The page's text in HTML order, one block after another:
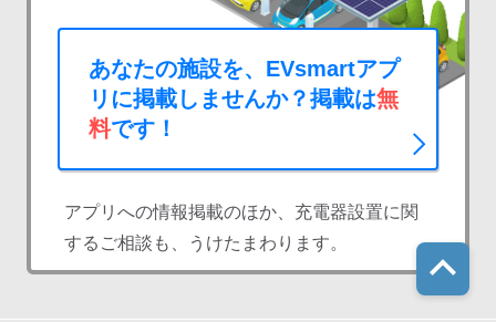
あなたの施設を、EVsmartアプ
リに掲載しませんか？掲載は無
料です！
アプリへの情報掲載のほか、充電器設置に関
するご相談も、うけたまわります。